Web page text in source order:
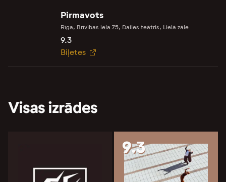
Pirmavots
Rīga, Brīvības iela 75, Dailes teātris, Lielā zāle
9.3
Biļetes
Visas izrādes
9.3